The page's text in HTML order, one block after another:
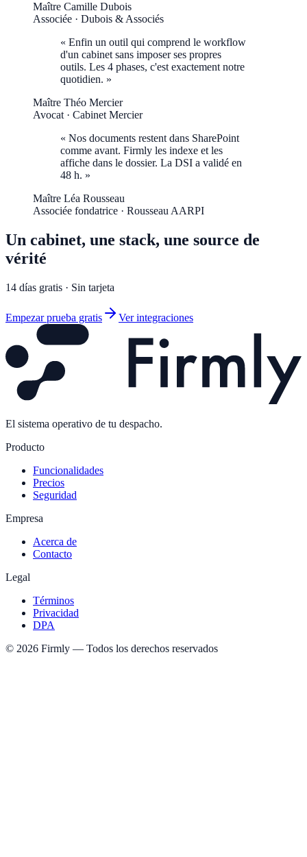
Maître Camille Dubois
Associée · Dubois & Associés
« Enfin un outil qui comprend le workflow
d'un cabinet sans imposer ses propres
outils. Les 4 phases, c'est exactement notre
quotidien. »
Maître Théo Mercier
Avocat · Cabinet Mercier
« Nos documents restent dans SharePoint
comme avant. Firmly les indexe et les
affiche dans le dossier. La DSI a validé en
48 h. »
Maître Léa Rousseau
Associée fondatrice · Rousseau AARPI
Un cabinet, une stack, une source de
vérité
14 días gratis · Sin tarjeta
Empezar prueba gratis Ver integraciones
El sistema operativo de tu despacho.
Producto
Funcionalidades
Precios
Seguridad
Empresa
Acerca de
Contacto
Legal
Términos
Privacidad
DPA
© 2026 Firmly — Todos los derechos reservados